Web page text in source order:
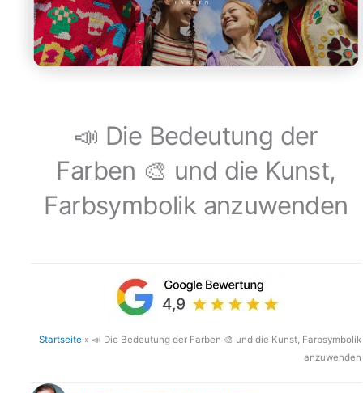
📣 Die Bedeutung der
Farben 🎨 und die Kunst,
Farbsymbolik anzuwenden
Startseite » 📣 Die Bedeutung der Farben 🎨 und die Kunst, Farbsymbolik
anzuwenden